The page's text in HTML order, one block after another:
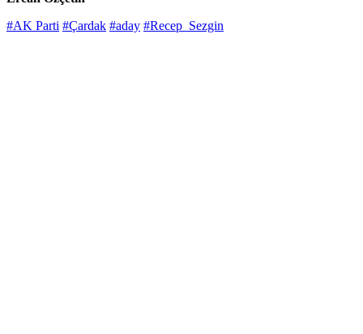
#AK Parti #Çardak #aday #Recep Sezgin